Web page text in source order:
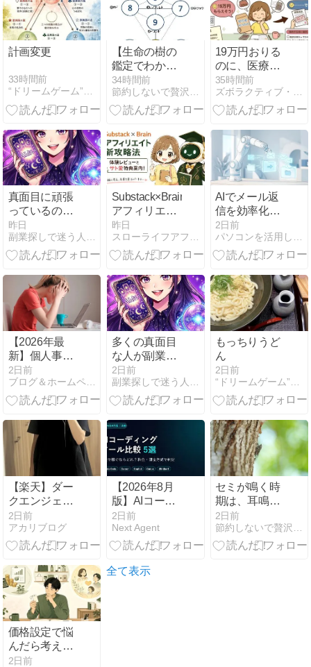
計画変更
33時間前
“ドリームゲーム”事業化パートナーを求む
【生命の樹の
鑑定でわかる
こと】シリー
ズ10回目 ◆⑩
マルクト
34時間前
節約しないで贅沢するために！
19万円おりる
のに、医療保
険を解約する
タイミングの
話
35時間前
ズボラクティブ・ライフ｜リノベ団地×子育て×ミニマリスト挑戦
真面目に頑張
っているのに
副業で成果が
出ないと感じ
ているなら、
と、戦う場所
を完全に間違
え
昨日
副業探しで迷う人へ、AI占いで収入源を増やす最新活用法
Substack×Brain
アフィリエイ
ト新攻略法の
体験レビュー
とサト愛特典
昨日
スローライフアフィリエイトで愛でいっぱいのお金持ちになる方法
AIでメール返
信を効率化す
る方法｜下書
きから送信前
確認まで
2日前
パソコンを活用して生計を立てている情報をシェア＠よぴ
【2026年最
新】個人事業
主のホームペ
ージ維持費の
相場は？月額
る失敗しない
作り方
2日前
ブログ＆ホームページ活用術
多くの真面目
な人が副業で
思うように稼
げないのは、
自分の能力や
りないからで
はなく、最初
2日前
副業探しで迷う人へ、AI占いで収入源を増やす最新活用法
もっちりうど
ん
2日前
“ドリームゲーム”事業化パートナーを求む
【楽天】ダー
クエンジェル
プチプラ高見
え！布帛切り
替えペプラム
ビュー【低身
長156cm・サ
イズ感・生地
感など】
2日前
アカリブログ
【2026年8月
版】AIコーデ
ィングツール
比較5選｜副
業で稼ぐなら
課金方式で判
2日前
Next Agent
セミが鳴く時
期は、耳鳴り
が気にならな
くなる！？
2日前
価格設定で悩
んだら考える
3つの視点
2日前
全て表示